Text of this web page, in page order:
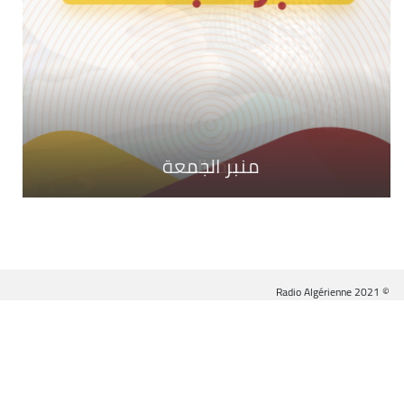
محطات
منبر الجمعة
ستراتيجيا